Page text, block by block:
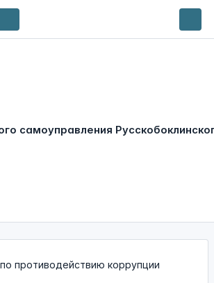
противодействию коррупции